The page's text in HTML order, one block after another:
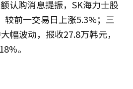
额认购消息提振，SK海力士股
较前一交易日上涨5.3%；三
幅波动，报收27.8万韩元，
。